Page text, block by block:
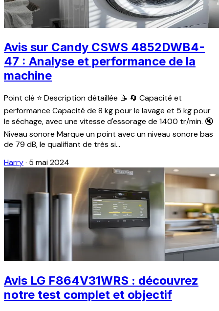
Avis sur Candy CSWS 4852DWB4-
47 : Analyse et performance de la
machine
Point clé ⭐️ Description détaillée 📝 🔄 Capacité et
performance Capacité de 8 kg pour le lavage et 5 kg pour
le séchage, avec une vitesse d'essorage de 1400 tr/min. 🔇
Niveau sonore Marque un point avec un niveau sonore bas
de 79 dB, le qualifiant de très si...
Harry· 5 mai 2024
Avis LG F864V31WRS : découvrez
notre test complet et objectif